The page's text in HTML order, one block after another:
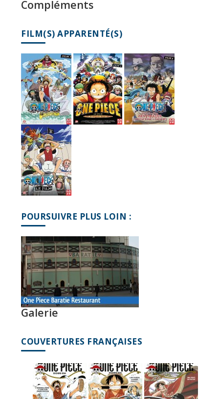
Compléments
FILM(S) APPARENTÉ(S)
POURSUIVRE PLUS LOIN :
Galerie
COUVERTURES FRANÇAISES